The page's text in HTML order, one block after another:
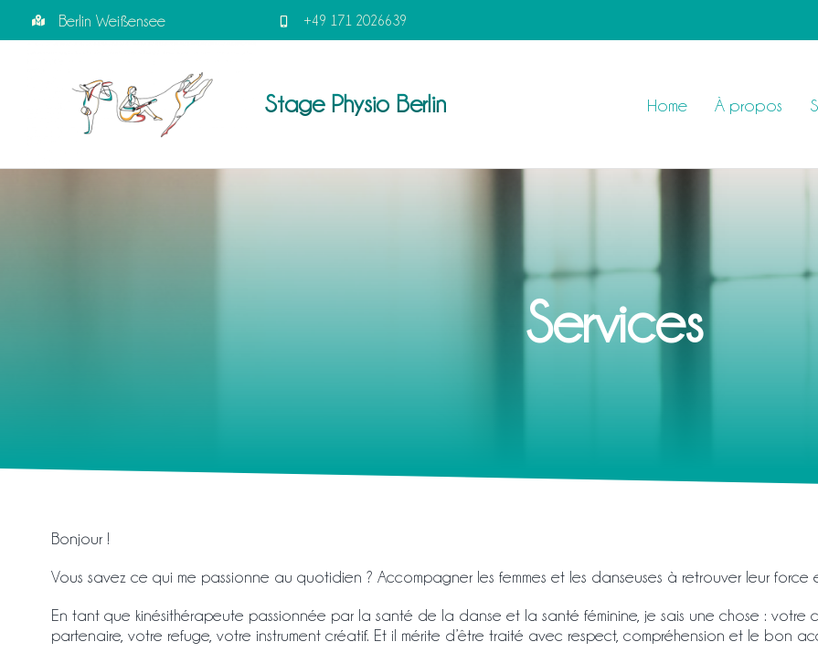
Berlin Weißensee +49 171 2026639
Stage Physio Berlin Home À propos
Services
Bonjour !
Vous savez ce qui me passionne au quotidien ? Accompagner les femmes et les danseuses à retrouver leur force
En tant que kinésithérapeute passionnée par la santé de la danse et la santé féminine, je sais une chose : votre
partenaire, votre refuge, votre instrument créatif. Et il mérite d’être traité avec respect, compréhension et le bon